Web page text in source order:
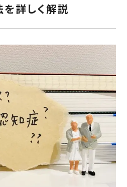
奈良の老人ホーム・介護施設
入居検討中の方へ
入居の流れ
お客様の声
見学レポート
不動産・相続のサポート（外部サ
スーパー・コートの特徴
詳しく解説